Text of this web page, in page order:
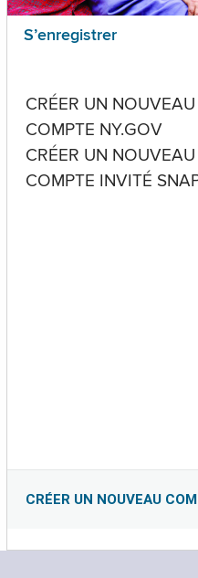
S’enregistrer
CRÉER UN NOUVEAU
COMPTE NY.GOV
CRÉER UN NOUVEAU
COMPTE INVITÉ
CRÉER UN NOUVEAU